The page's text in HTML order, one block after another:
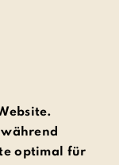
DOKUME
PROJEKT
TEAM
optimal für